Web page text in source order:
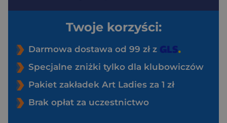
Twoje korzyści:
Darmowa dostawa od 99 zł z
Specjalne zniżki tylko dla klubowiczów
Pakiet zakładek Art Ladies za 1 zł
Brak opłat za uczestnictwo